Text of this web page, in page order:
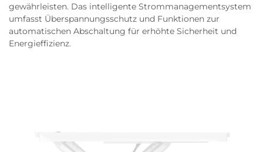
gewährleisten. Das intelligente Strommanagementsystem
umfasst Überspannungsschutz und Funktionen zur
automatischen Abschaltung für erhöhte Sicherheit und
Energieffizienz.